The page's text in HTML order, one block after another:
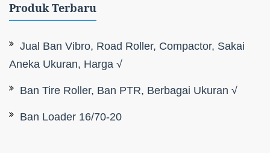
Produk Terbaru
Jual Ban Vibro, Road Roller, Compactor, Sakai
Aneka Ukuran, Harga √
Ban Tire Roller, Ban PTR, Berbagai Ukuran √
Ban Loader 16/70-20